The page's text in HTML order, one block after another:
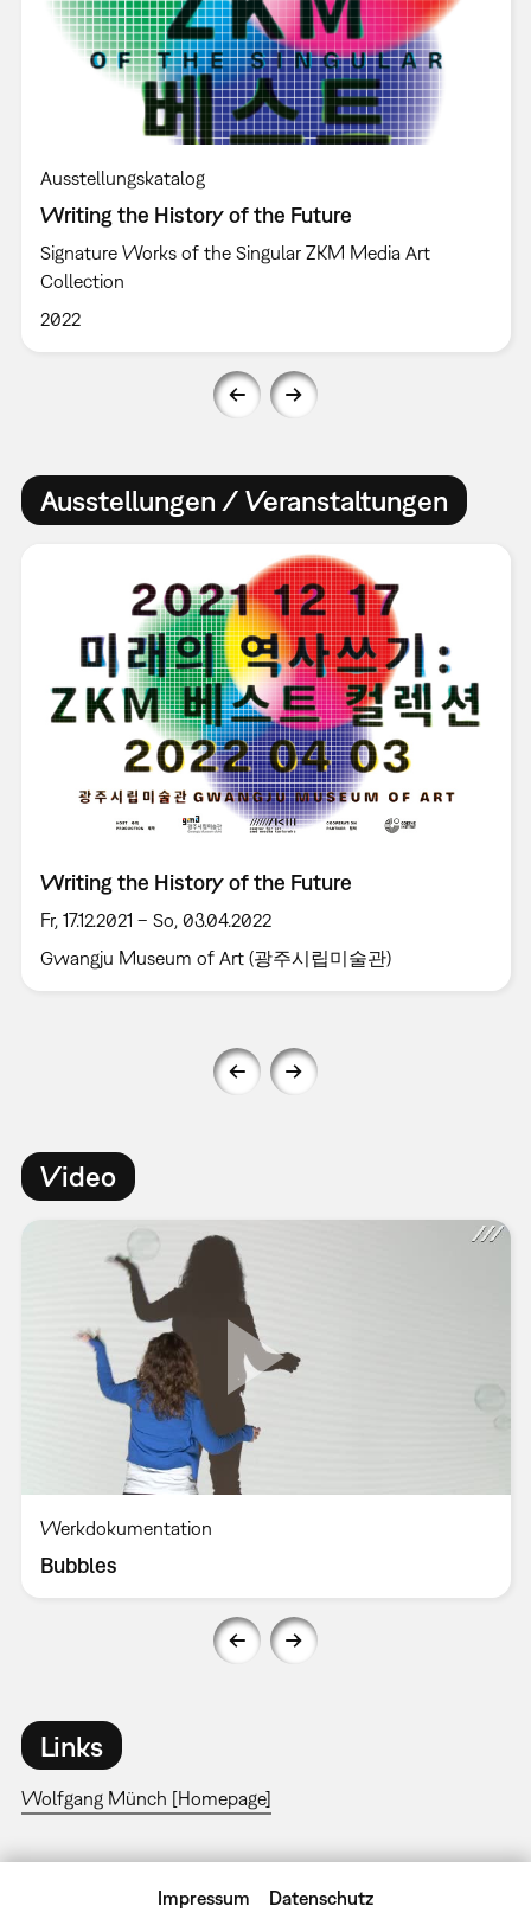
Ausstellungskatalog
Writing the History of the Future
Signature Works of the Singular ZKM Media Art
Collection
2022
Ausstellungen / Veranstaltungen
Writing the History of the Future
Fr, 17.12.2021 – So, 03.04.2022
Gwangju Museum of Art (광주시립미술관)
Video
Werkdokumentation
Bubbles
Links
Wolfgang Münch [Homepage]
Impressum Datenschutz